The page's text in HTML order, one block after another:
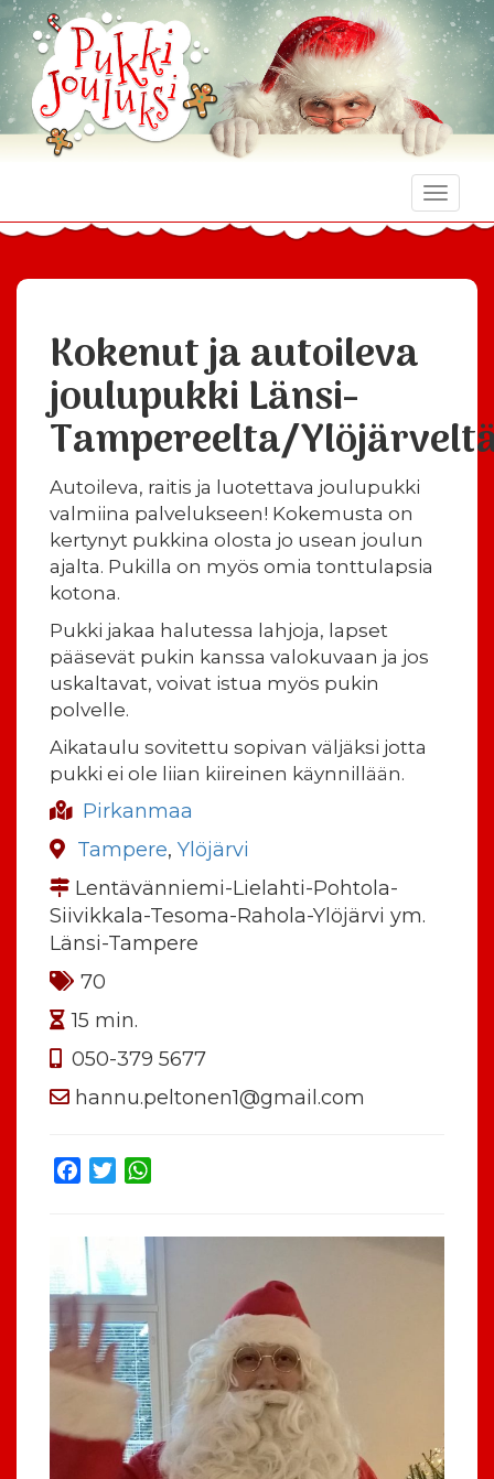
Toggle
Kokenut ja autoileva
joulupukki Länsi-
Tampereelta/
Autoileva, raitis ja luotettava joulupukki
valmiina palvelukseen! Kokemusta on
kertynyt pukkina olosta jo usean joulun
ajalta. Pukilla on myös omia tonttulapsia
kotona.
Pukki jakaa halutessa lahjoja, lapset
pääsevät pukin kanssa valokuvaan ja jos
uskaltavat, voivat istua myös pukin
polvelle.
Aikataulu sovitettu sopivan väljäksi jotta
pukki ei ole liian kiireinen käynnillään.
Pirkanmaa
Tampere, Ylöjärvi
Lentävänniemi-Lielahti-Pohtola-
Siivikkala-Tesoma-Rahola-Ylöjärvi ym.
Länsi-Tampere
70
15 min.
050-379 5677
hannu.peltonen1@gmail.com
Facebook
Twitter